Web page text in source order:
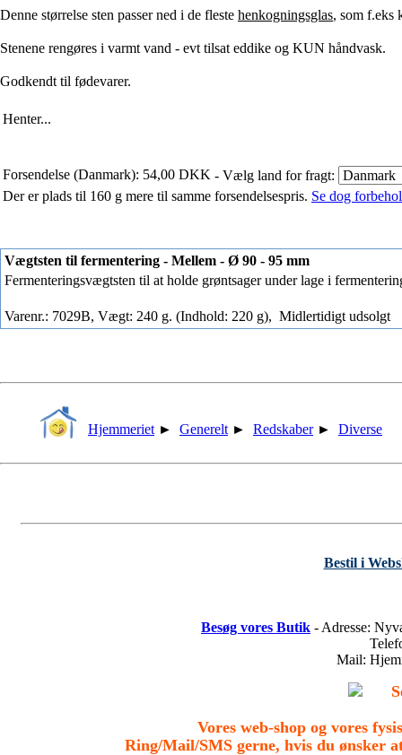
Denne størrelse sten passer ned i de fleste henkogningsglas, som f.eks
Stenene rengøres i varmt vand - evt tilsat eddike og KUN håndvask.
Godkendt til fødevarer.
Henter...
Forsendelse (Danmark): 54,00 DKK - Vælg land for fragt:
Der er plads til 160 g mere til samme forsendelsespris. Se dog
Vægtsten til fermentering - Mellem - Ø 90 - 95 mm
Fermenteringsvægtsten til at holde grøntsager under lage i
Varenr.: 7029B, Vægt: 240 g. (Indhold: 220 g), Midlertidigt udsolgt
Hjemmeriet ► Generelt ► Redskaber ► Diverse
Bestil i
Besøg vores Butik - Adresse:
Mail:
Vores web-shop og vores
Ring/Mail/SMS gerne, hvis du ønsker